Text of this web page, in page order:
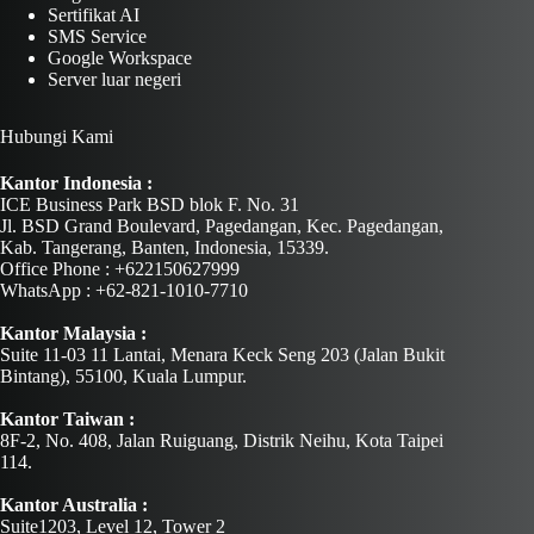
Sertifikat AI
SMS Service
Google Workspace
Server luar negeri
Hubungi Kami
Kantor Indonesia :
ICE Business Park BSD blok F. No. 31
Jl. BSD Grand Boulevard, Pagedangan, Kec. Pagedangan,
Kab. Tangerang, Banten, Indonesia, 15339.
Office Phone : +622150627999
WhatsApp : +62-821-1010-7710
Kantor Malaysia :
Suite 11-03 11 Lantai, Menara Keck Seng 203 (Jalan Bukit
Bintang), 55100, Kuala Lumpur.
Kantor Taiwan :
8F-2, No. 408, Jalan Ruiguang, Distrik Neihu, Kota Taipei
114.
Kantor Australia :
Suite1203, Level 12, Tower 2